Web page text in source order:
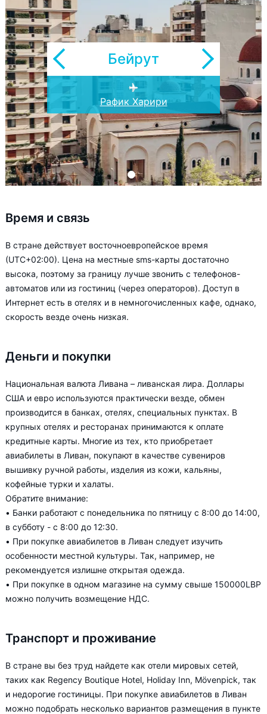
Бейрут
Рафик Харири
Время и связь
В стране действует восточноевропейское время
(UTC+02:00). Цена на местные sms-карты достаточно
высока, поэтому за границу лучше звонить с телефонов-
автоматов или из гостиниц (через операторов). Доступ в
Интернет есть в отелях и в немногочисленных кафе, однако,
скорость везде очень низкая.
Деньги и покупки
Национальная валюта Ливана – ливанская лира. Доллары
США и евро используются практически везде, обмен
производится в банках, отелях, специальных пунктах. В
крупных отелях и ресторанах принимаются к оплате
кредитные карты. Многие из тех, кто приобретает
авиабилеты в Ливан, покупают в качестве сувениров
вышивку ручной работы, изделия из кожи, кальяны,
кофейные турки и халаты.
Обратите внимание:
• Банки работают с понедельника по пятницу с 8:00 до 14:00,
в субботу - с 8:00 до 12:30.
• При покупке авиабилетов в Ливан следует изучить
особенности местной культуры. Так, например, не
рекомендуется излишне открытая одежда.
• При покупке в одном магазине на сумму свыше 150000LBP
можно получить возмещение НДС.
Транспорт и проживание
В стране вы без труд найдете как отели мировых сетей,
таких как Regency Boutique Hotel, Holiday Inn, Mövenpick, так
и недорогие гостиницы. При покупке авиабилетов в Ливан
можно подобрать несколько вариантов размещения в пункте